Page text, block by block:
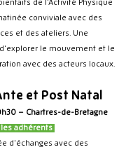
de l'Activité Physique
conviviale avec des
et des ateliers. Une
le mouvement et le
avec des acteurs locaux.
et Post Natal
– Chartres-de-Bretagne
adhérents
d'échanges avec des